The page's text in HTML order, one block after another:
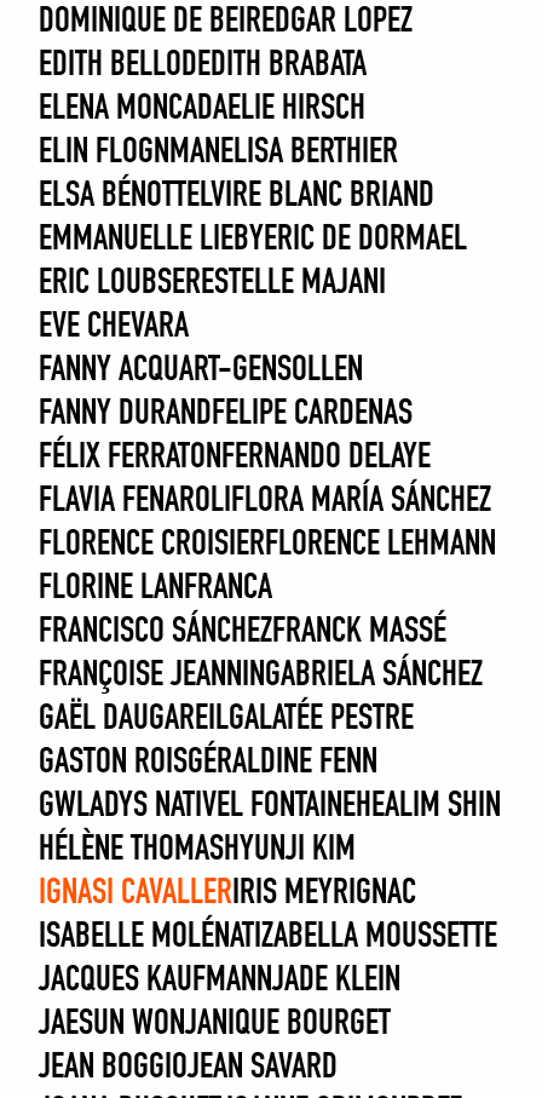
DOMINIQUE DE BEIREDGAR LOPEZ
EDITH BELLODEDITH BRABATA
ELENA MONCADAELIE HIRSCH
ELIN FLOGNMANELISA BERTHIER
ELSA BÉNOTTELVIRE BLANC BRIAND
EMMANUELLE LIEBYERIC DE DORMAEL
ERIC LOUBSERESTELLE MAJANI
EVE CHEVARA
FANNY ACQUART-GENSOLLEN
FANNY DURANDFELIPE CARDENAS
FÉLIX FERRATONFERNANDO DELAYE
FLAVIA FENAROLIFLORA MARÍA SÁNCHEZ
FLORENCE CROISIERFLORENCE LEHMANN
FLORINE LANFRANCA
FRANCISCO SÁNCHEZFRANCK MASSÉ
FRANÇOISE JEANNINGABRIELA SÁNCHEZ
GAËL DAUGAREILGALATÉE PESTRE
GASTON ROISGÉRALDINE FENN
GWLADYS NATIVEL FONTAINEHEALIM SHIN
HÉLÈNE THOMASHYUNJI KIM
IGNASI CAVALLERIRIS MEYRIGNAC
ISABELLE MOLÉNATIZABELLA MOUSSETTE
JACQUES KAUFMANNJADE KLEIN
JAESUN WONJANIQUE BOURGET
JEAN BOGGIOJEAN SAVARD